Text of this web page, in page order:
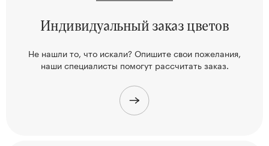
Индивидуальныйзаказ цветов
Не нашли то, что искали? Опишите свои пожелания,
нашиспециалисты помогут рассчитать заказ.